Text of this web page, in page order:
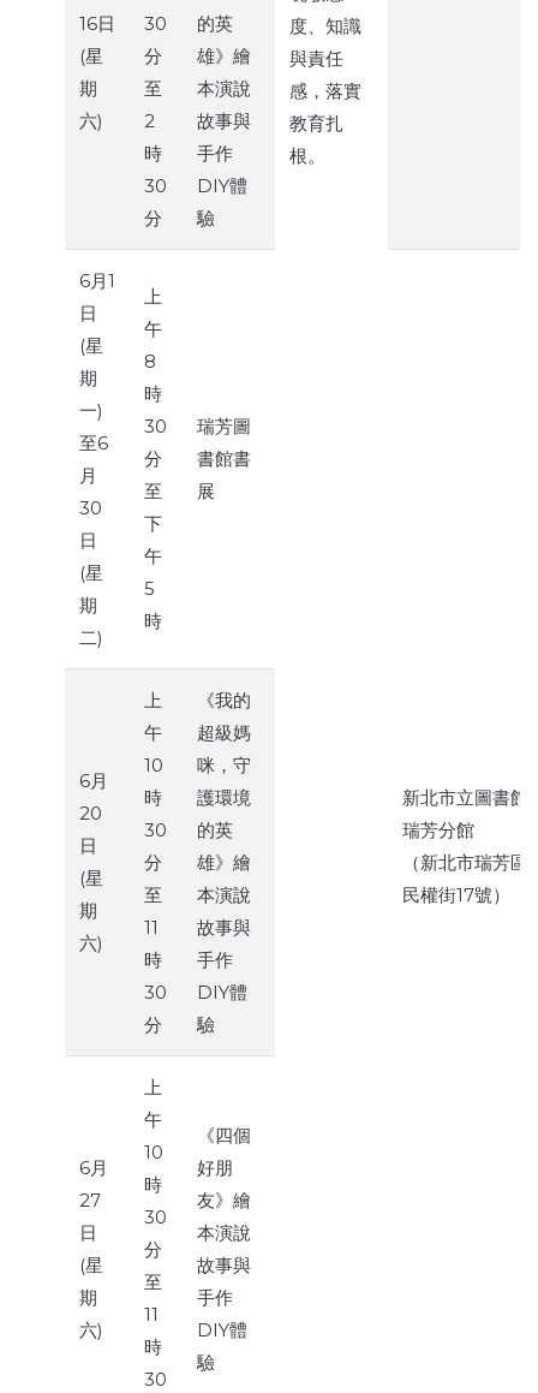
度、知識
與責任
感，落實
教育扎
根。
16日
(星
期
六)
30
分
至
2
時
30
分
的英
雄》繪
本演說
故事與
手作
DIY體
驗
6月1
日
(星
期
一)
至6
月
30
日
(星
期
二)
上
午
8
時
30
分
至
下
午
5
時
瑞芳圖
書館書
展
新北市立圖書館
瑞芳分館
（新北市瑞芳區
民權街17號）
6月
20
日
(星
期
六)
上
午
10
時
30
分
至
11
時
30
分
《我的
超級媽
咪，守
護環境
的英
雄》繪
本演說
故事與
手作
DIY體
驗
6月
27
日
(星
期
六)
上
午
10
時
30
分
至
11
時
30
《四個
好朋
友》繪
本演說
故事與
手作
DIY體
驗